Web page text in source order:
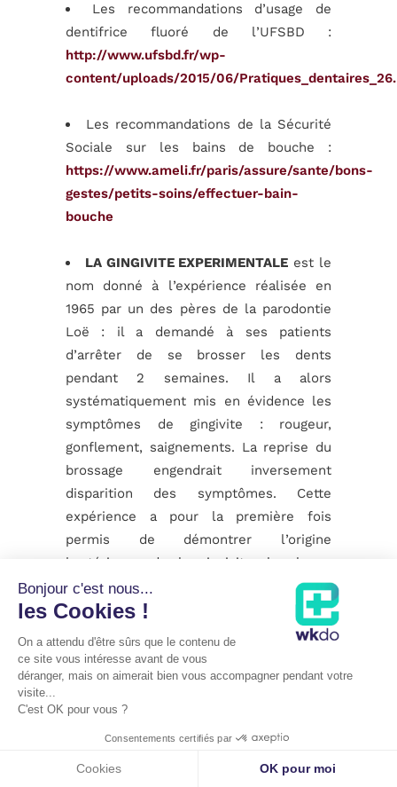
Les recommandations d’usage de
dentifrice fluoré de l’UFSBD :
http://www.ufsbd.fr/wp-
content/uploads/2015/06/
Les recommandations de la Sécurité
Sociale sur les bains de bouche :
https://www.ameli.fr/paris/assure/sante/bons-
gestes/petits-soins/effectuer-bain-
bouche
LA GINGIVITE EXPERIMENTALE est le
nom donné à l’expérience réalisée en
1965 par un des pères de la parodontie
Loë : il a demandé à ses patients
d’arrêter de se brosser les dents
pendant 2 semaines. Il a alors
systématiquement mis en évidence les
symptômes de gingivite : rougeur,
gonflement, saignements. La reprise du
brossage engendrait inversement
disparition des symptômes. Cette
expérience a pour la première fois
permis de démontrer l’origine
bactérienne de la gingivite, la plaque
dentaire étant composée de bactéries.
https://www.sfpio.com/espace-grand-
patients/gingivite.html
LE BIOFILM
interactions des différents types de
bactéries entre elles. Le schéma ci-
Bonjour c'est nous...
les Cookies !
On a attendu d'être sûrs que le contenu de
ce site vous intéresse avant de vous
déranger, mais on aimerait bien vous accompagner pendant votre
visite...
C'est OK pour vous ?
Consentements certifiés par
Cookies OK pour moi